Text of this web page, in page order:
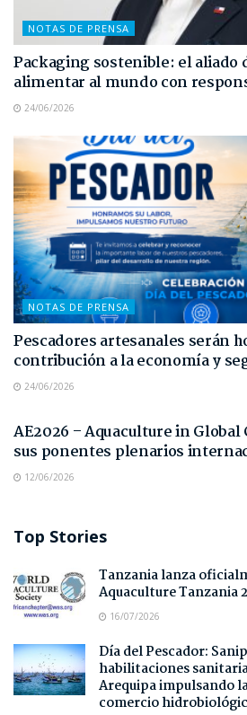
NOTAS DE PRENSA
Packaging sostenible: el aliado
alimentar al mundo con
24/06/2026
NOTAS DE PRENSA
Pescadores artesanales serán
contribución a la economía y
24/06/2026
AE2026 – Aquaculture in
sus ponentes plenarios
12/06/2026
Top Stories
Tanzania lanza
Aquaculture Tanzania
16/07/2026
Día del Pescador:
habilitaciones
Arequipa impulsando
comercio